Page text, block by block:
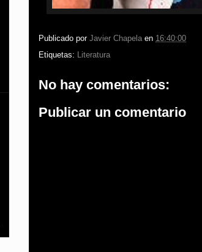
Publicado por Javier Chapela en 16:40:00
Etiquetas:
Literatura
No hay comentarios:
Publicar un comentario